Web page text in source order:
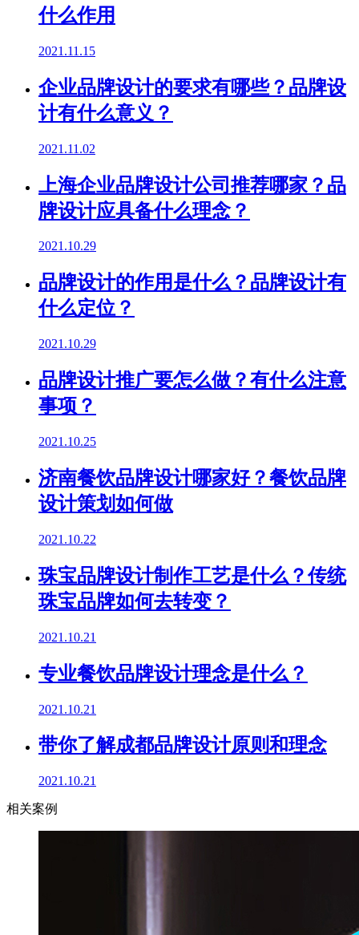
什么作用
2021.11.15
企业品牌设计的要求有哪些？品牌设
计有什么意义？
2021.11.02
上海企业品牌设计公司推荐哪家？品
牌设计应具备什么理念？
2021.10.29
品牌设计的作用是什么？品牌设计有
什么定位？
2021.10.29
品牌设计推广要怎么做？有什么注意
事项？
2021.10.25
济南餐饮品牌设计哪家好？餐饮品牌
设计策划如何做
2021.10.22
珠宝品牌设计制作工艺是什么？传统
珠宝品牌如何去转变？
2021.10.21
专业餐饮品牌设计理念是什么？
2021.10.21
带你了解成都品牌设计原则和理念
2021.10.21
相关案例